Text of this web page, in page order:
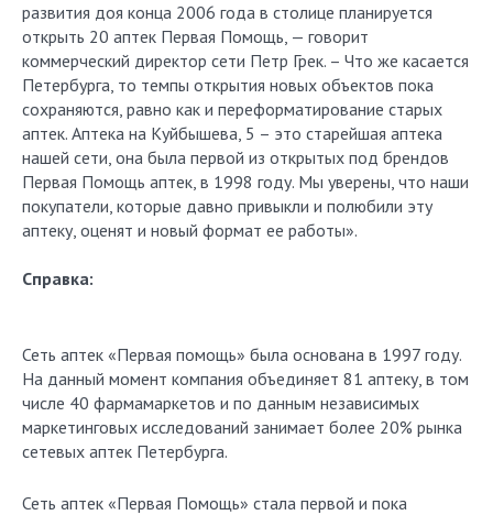
развития доя конца 2006 года в столице планируется
открыть 20 аптек Первая Помощь, — говорит
коммерческий директор сети Петр Грек. – Что же касается
Петербурга, то темпы открытия новых объектов пока
сохраняются, равно как и переформатирование старых
аптек. Аптека на Куйбышева, 5 – это старейшая аптека
нашей сети, она была первой из открытых под брендов
Первая Помощь аптек, в 1998 году. Мы уверены, что наши
покупатели, которые давно привыкли и полюбили эту
аптеку, оценят и новый формат ее работы».
Справка:
Сеть аптек «Первая помощь» была основана в 1997 году.
На данный момент компания объединяет 81 аптеку, в том
числе 40 фармамаркетов и по данным независимых
маркетинговых исследований занимает более 20% рынка
сетевых аптек Петербурга.
Сеть аптек «Первая Помощь» стала первой и пока